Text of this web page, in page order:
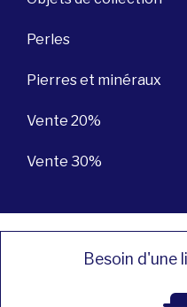
Perles
Pierres et minéraux
Vente 20%
Vente 30%
Besoin d'une